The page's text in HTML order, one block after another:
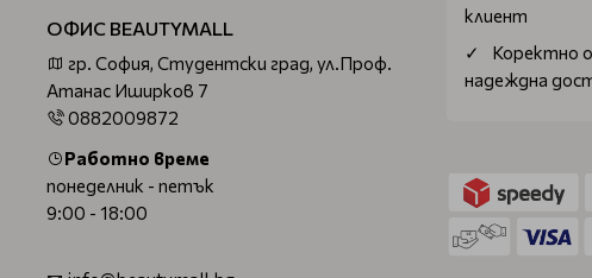
ОФИС BEAUTYMALL
гр. София, Студентски град, ул.Проф.
Атанас Иширков 7
0882009872
Работно време
понеделник - петък
9:00 - 18:00
клиент
Коректно
надеждна